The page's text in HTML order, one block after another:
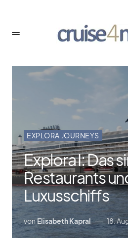
EXPLORA JOURNEYS
Explora I: Das
Restaurants
Luxusschiffs
vonElisabeth Kapral 18.